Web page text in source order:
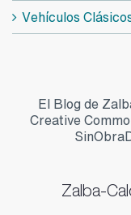
Vehículos
El Blog de
Creative
Zalba-